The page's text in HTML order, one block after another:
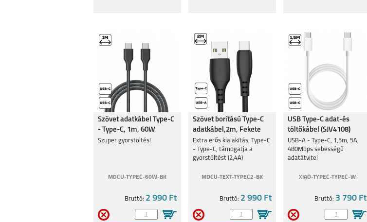
Szövet adatkábel Type-C
- Type-C, 1m, 60W
Szuper gyorstöltés!
MDCU-TYPEC-60W-BK
Bruttó: 2 990 Ft
Szövet borítású Type-C
adatkábel,2m, Fekete
Extra erős kialakítás, Type-C
- Type-C, támogatja a
gyorstöltést (2,4A)
MDCU-TEXT-TYPEC2-BK
Bruttó: 2 990 Ft
USB Type-C adat-és
töltőkábel (SJV4108)
USB-A - Type-C, 1,5m, 5A,
480Mbps sebességű
adatátvitel
XIAO-TYPEC-TYPEC-W
Bruttó: 3 790 Ft